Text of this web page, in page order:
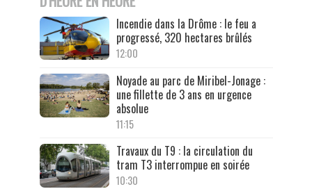
Incendie dans la Drôme : le feu a
progressé, 320 hectares brûlés
12:00
Noyade au parc de Miribel-Jonage :
une fillette de 3 ans en urgence
absolue
11:15
Travaux du T9 : la circulation du
tram T3 interrompue en soirée
10:30